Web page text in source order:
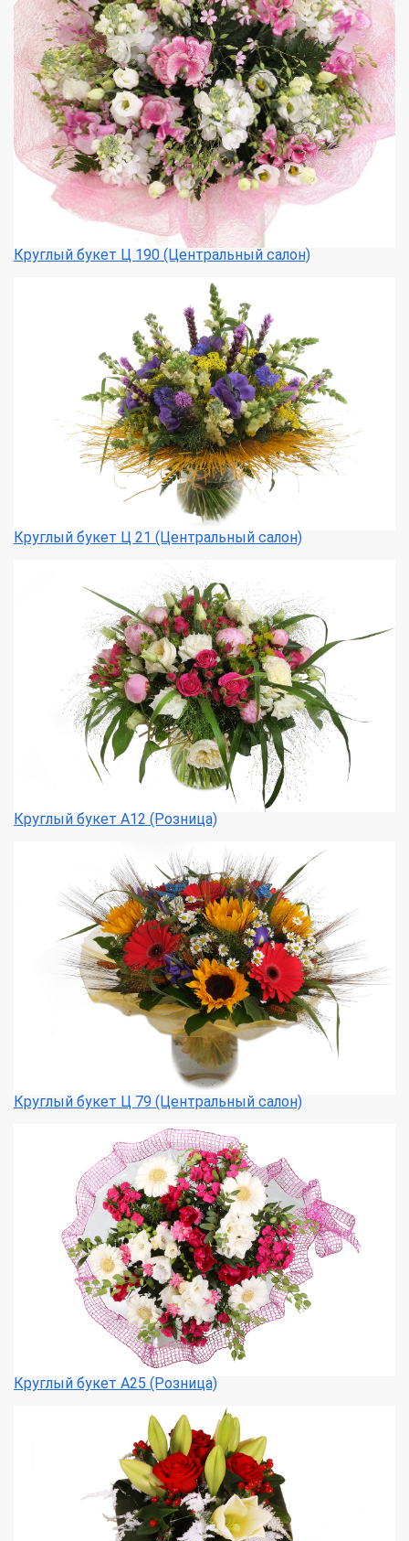
Круглый букет Ц 190 (Центральный салон)
Круглый букет Ц 21 (Центральный салон)
Круглый букет А12 (Розница)
Круглый букет Ц 79 (Центральный салон)
Круглый букет А25 (Розница)